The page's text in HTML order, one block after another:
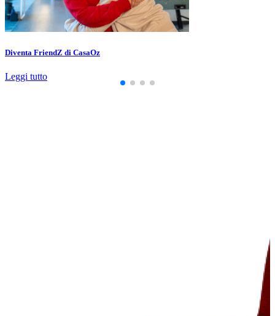
Diventa FriendZ di CasaOz
Leggi tutto